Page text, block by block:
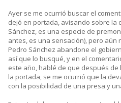
Ayer se me ocurrió buscar el
dejó en portada, avisando sobre la
Sánchez, es una especie de
antes, es una sensación), pero
Pedro Sánchez abandone el
así que lo busqué, y en el
este año, hablé de que después
la portada, se me ocurrió que la
con la posibilidad de una presa y